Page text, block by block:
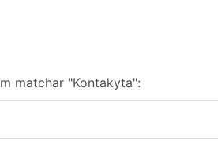
matchar "Kontakyta":